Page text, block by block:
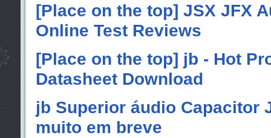
[Place on the top] JSX JFX
Online Test Reviews
[Place on the top] jb - Hot
Datasheet Download
jb Superior áudio Capacitor
muito em breve